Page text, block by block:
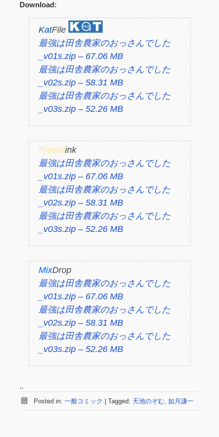
Download:
KatFile
最強は田舎農家のおっさんでした
_v01s.zip – 67.06 MB
最強は田舎農家のおっさんでした
_v02s.zip – 58.31 MB
最強は田舎農家のおっさんでした
_v03s.zip – 52.26 MB
FreeDlink
最強は田舎農家のおっさんでした
_v01s.zip – 67.06 MB
最強は田舎農家のおっさんでした
_v02s.zip – 58.31 MB
最強は田舎農家のおっさんでした
_v03s.zip – 52.26 MB
MixDrop
最強は田舎農家のおっさんでした
_v01s.zip – 67.06 MB
最強は田舎農家のおっさんでした
_v02s.zip – 58.31 MB
最強は田舎農家のおっさんでした
_v03s.zip – 52.26 MB
..
Posted in: 一般コミック | Tagged: 天池のぞむ 如月謙一